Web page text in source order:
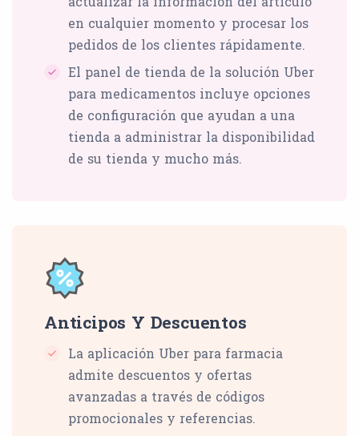
en cualquier momento y procesar los
pedidos de los clientes rápidamente.
El panel de tienda de la solución Uber
para medicamentos incluye opciones
de configuración que ayudan a una
tienda a administrar la disponibilidad
de su tienda y mucho más.
Anticipos Y Descuentos
La aplicación Uber para farmacia
admite descuentos y ofertas
avanzadas a través de códigos
promocionales y referencias.